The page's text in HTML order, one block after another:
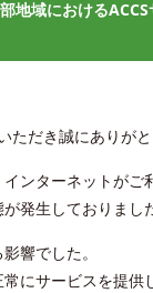
地域における
ただき誠にありがと
ンターネットがご
発生しておりまし
響でした。
にサービスを提供